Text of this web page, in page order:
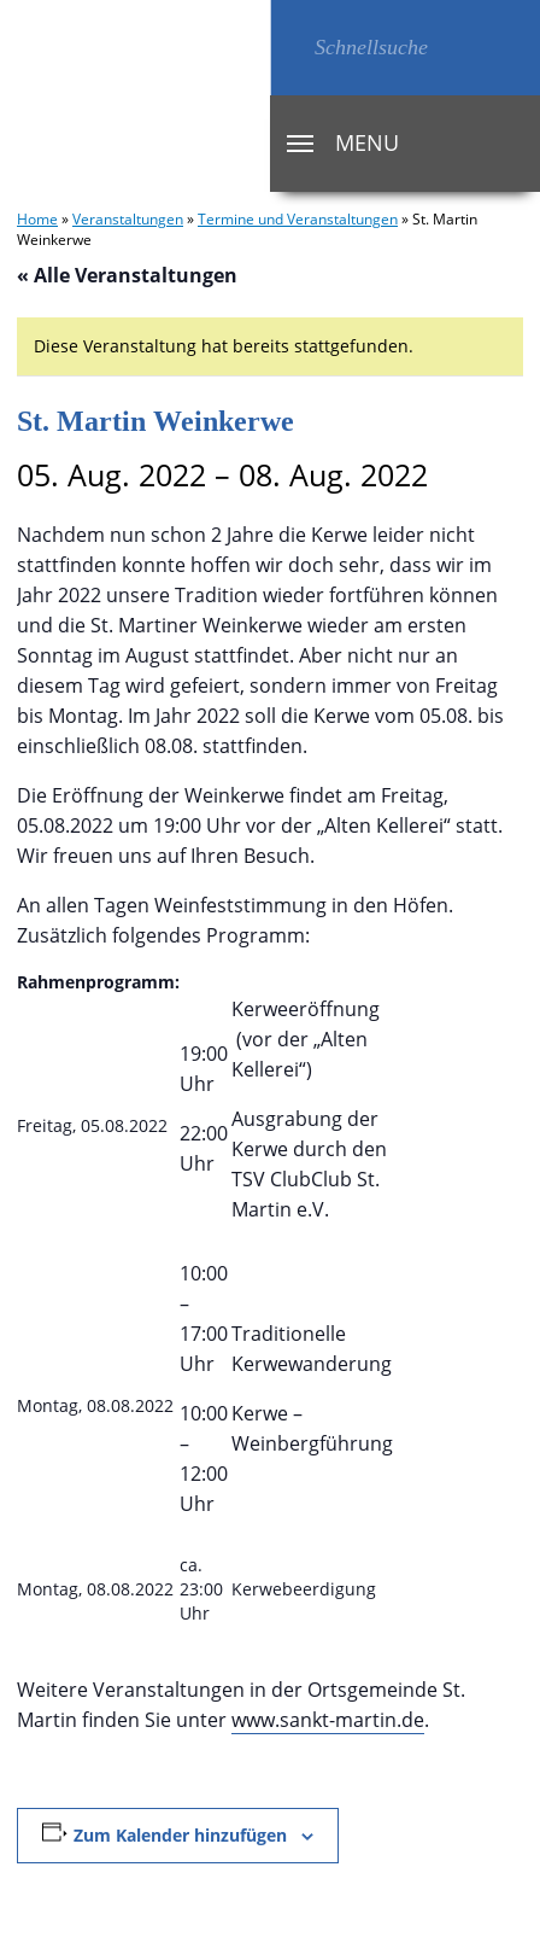
TOGGLE
NAVIGATION
MENU
Home »Veranstaltungen»Termine und Veranstaltungen»St. Martin
Weinkerwe
« Alle Veranstaltungen
Diese Veranstaltung hat bereits stattgefunden.
St. Martin Weinkerwe
05. Aug. 2022 – 08. Aug. 2022
Nachdem nun schon 2 Jahre die Kerwe leider nicht
stattfinden konnte hoffen wir doch sehr, dass wir im
Jahr 2022 unsere Tradition wieder fortführen können
und die St. Martiner Weinkerwe wieder am ersten
Sonntag im August stattfindet. Aber nicht nur an
diesem Tag wird gefeiert, sondern immer von Freitag
bis Montag. Im Jahr 2022 soll die Kerwe vom 05.08. bis
einschließlich 08.08. stattfinden.
Die Eröffnung der Weinkerwe findet am Freitag,
05.08.2022 um 19:00 Uhr vor der „Alten Kellerei“ statt.
Wir freuen uns auf Ihren Besuch.
An allen Tagen Weinfeststimmung in den Höfen.
Zusätzlich folgendes Programm:
Rahmenprogramm:
Freitag, 05.08.2022
19:00
Uhr
22:00
Uhr
Kerweeröffnung
(vor der „Alten
Kellerei“)
Ausgrabung der
Kerwe durch den
TSV ClubClub St.
Martin e.V.
Montag, 08.08.2022
10:00
–
17:00
Uhr
10:00
–
12:00
Uhr
Traditionelle
Kerwewanderung
Kerwe –
Weinbergführung
Montag, 08.08.2022
ca.
23:00
Uhr
Kerwebeerdigung
Weitere Veranstaltungen in der Ortsgemeinde St.
Martin finden Sie unterwww.sankt-martin.de.
Zum Kalender hinzufügen